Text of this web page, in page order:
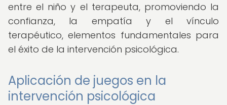
entre el niño y el terapeuta, promoviendo la
confianza, la empatía y el vínculo
terapéutico, elementos fundamentales para
el éxito de la intervención psicológica.
Aplicación de juegos en la
intervención psicológica